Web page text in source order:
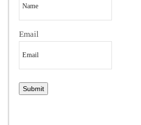
Email